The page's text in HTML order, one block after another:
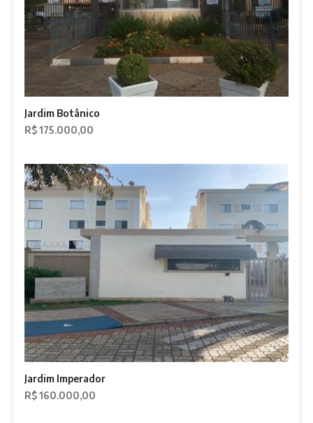
Jardim Botânico
R$ 175.000,00
Jardim Imperador
R$ 160.000,00